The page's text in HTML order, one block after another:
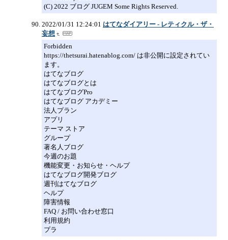
(C) 2022 ブログ JUGEM Some Rights Reserved.
2022/01/31 12:24:01 はてなダイアリー - レティクル・ザ・
妄想
Forbidden
https://thetsurai.hatenablog.com/ は非公開に設定されてい
ます。
はてなブログ
はてなブログとは
はてなブログPro
はてなブログ アカデミー
法人プラン
アプリ
テーマ ストア
グループ
著名人ブログ
今週のお題
機能変更・お知らせ・ヘルプ
はてなブログ開発ブログ
週刊はてなブログ
ヘルプ
障害情報
FAQ / お問い合わせ窓口
利用規約
プラ